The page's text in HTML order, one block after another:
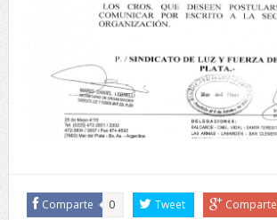
Comparte 0 Tweet Comparte